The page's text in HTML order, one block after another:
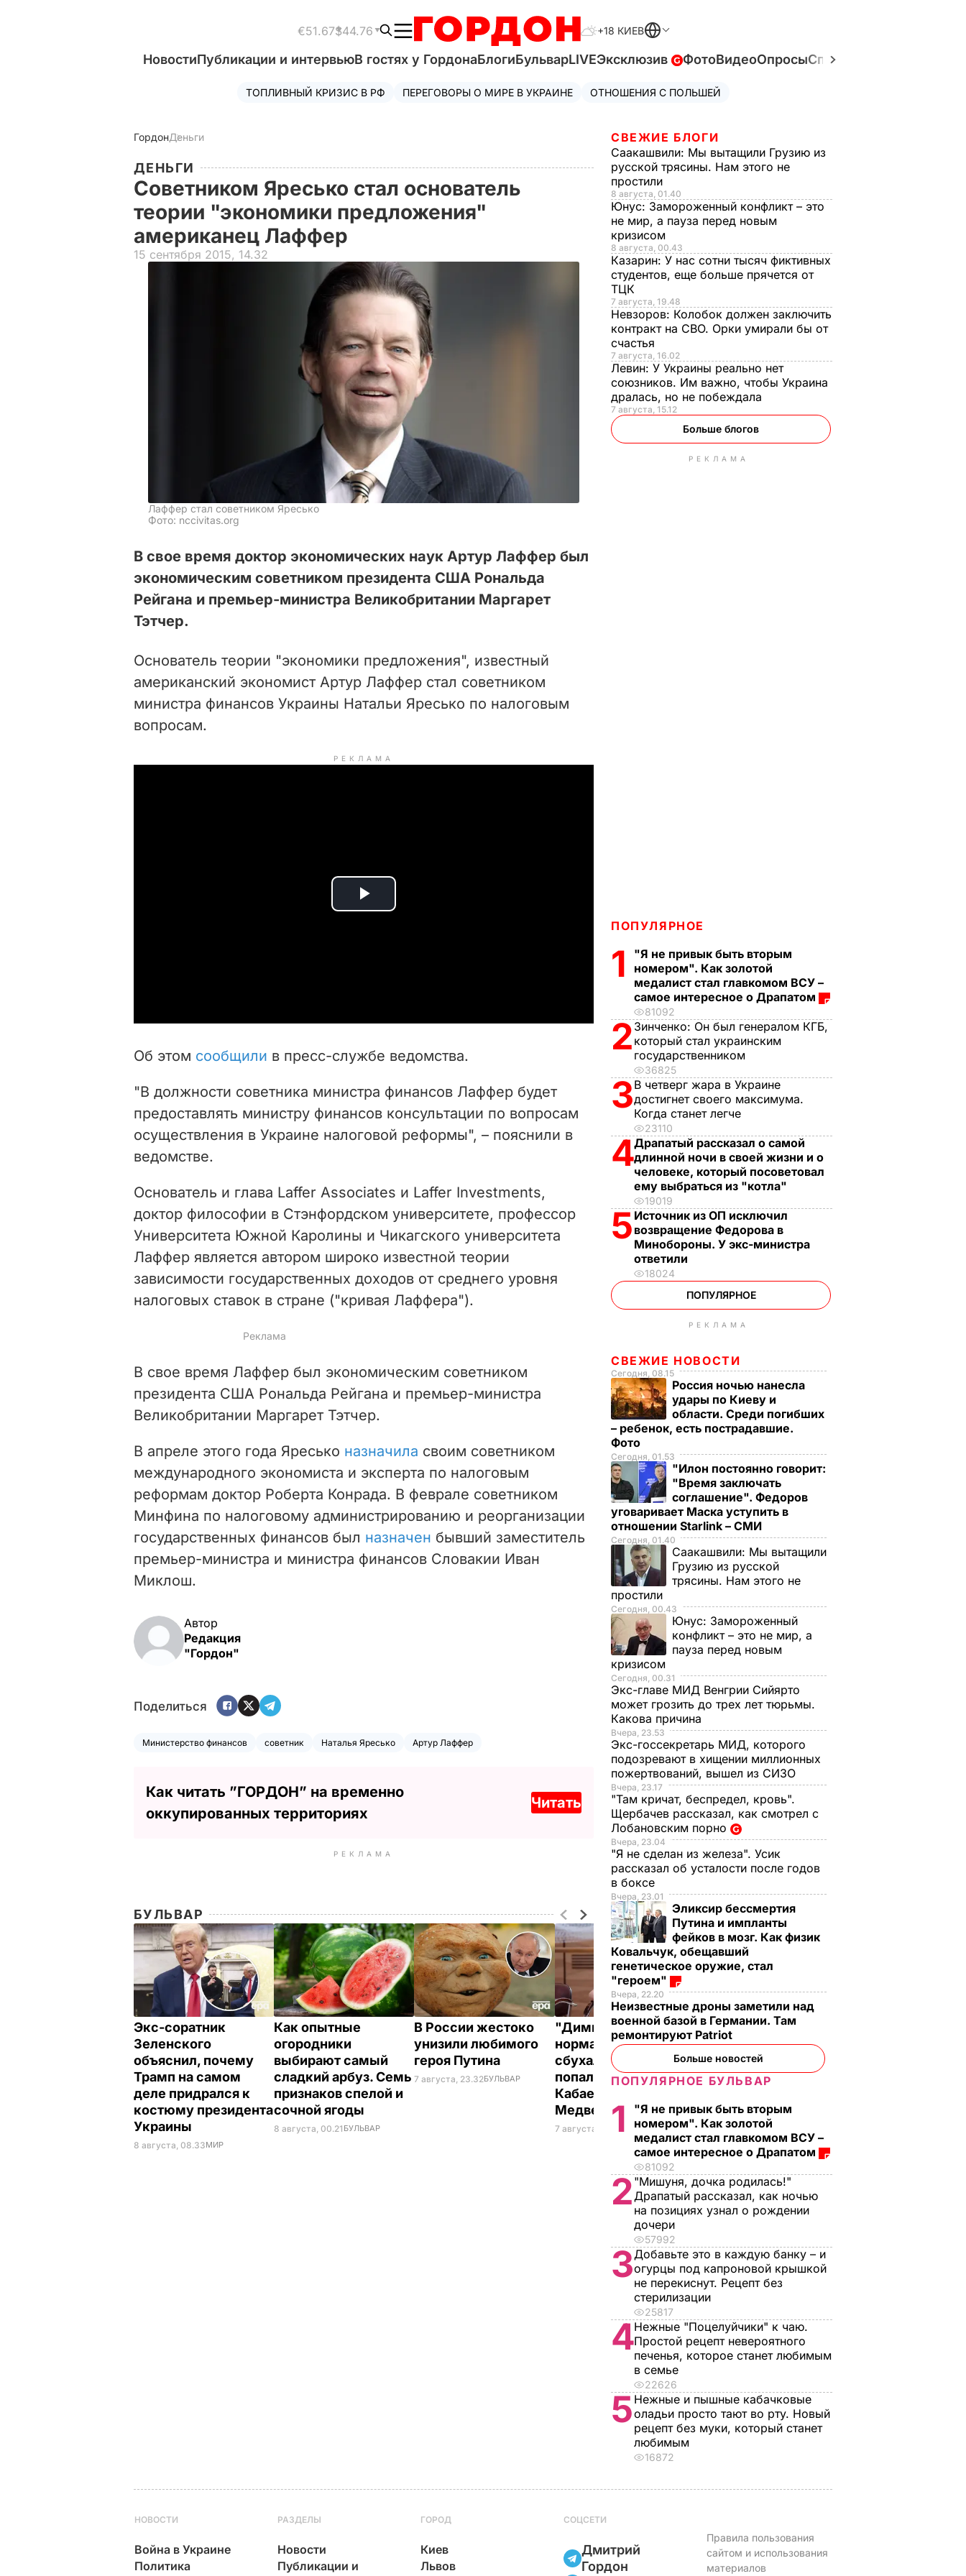
€51.67$44.76 +18 КИЕВ
НовостиПубликации и интервьюВ гостях у ГордонаБлогиБульварLIVEЭксклюзив ФотоВидеоОпросыСпецпроекты
ТОПЛИВНЫЙ КРИЗИС В РФ ПЕРЕГОВОРЫ О МИРЕ В УКРАИНЕ ОТНОШЕНИЯ С ПОЛЬШЕЙ
ГордонДеньги
ДЕНЬГИ
Советником Яресько стал основатель
теории "экономики предложения"
американец Лаффер
15 сентября 2015, 14.32
Лаффер стал советником Яресько
Фото: nccivitas.org
В свое время доктор экономических наук Артур Лаффер был
экономическим советником президента США Рональда
Рейгана и премьер-министра Великобритании Маргарет
Тэтчер.
Основатель теории "экономики предложения", известный
американский экономист Артур Лаффер стал советником
министра финансов Украины Натальи Яресько по налоговым
вопросам.
РЕКЛАМА
P
d
e
Об этом сообщили в пресс-службе ведомства.
"В должности советника министра финансов Лаффер будет
предоставлять министру финансов консультации по вопросам
осуществления в Украине налоговой реформы", – пояснили в
ведомстве.
Основатель и глава Laffer Associates и Laffer Investments,
доктор философии в Стэнфордском университете, профессор
Университета Южной Каролины и Чикагского университета
Лаффер является автором широко известной теории
зависимости государственных доходов от среднего уровня
налоговых ставок в стране ("кривая Лаффера").
В свое время Лаффер был экономическим советником
президента США Рональда Рейгана и премьер-министра
Великобритании Маргарет Тэтчер.
В апреле этого года Яресько назначила своим советником
международного экономиста и эксперта по налоговым
реформам доктор Роберта Конрада. В феврале советником
Минфина по налоговому администрированию и реорганизации
государственных финансов был назначен бывший заместитель
премьер-министра и министра финансов Словакии Иван
Миклош.
Автор
Редакция
"Гордон"
Поделиться
Министерство финансов советник Наталья Яресько Артур Лаффер
Как читать ”ГОРДОН” на временно
оккупированных территориях
Читать
РЕКЛАМА
БУЛЬВАР
Экс-соратник
Зеленского
объяснил, почему
Трамп на самом
деле придрался к
костюму президента
Украины
8 августа, 08.33МИР
Как опытные
огородники
выбирают самый
сладкий арбуз. Семь
признаков спелой и
сочной ягоды
8 августа, 00.21 БУЛЬВАР
В России жестоко
унизили любимого
героя Путина
7 августа, 23.32БУЛЬВАР
"Димка был вроде
нормальный, пока не
сбухался". В сеть
попали снимки
Кабаевой с
Медведевым
7 августа, 20.39 БУЛЬВАР
Гости думают, что
это закуска из
ресторана. Как
приготовить нежные
рулетики без
лишнего жира
7 августа, 20.17БУЛЬВАР
СВЕЖИЕ БЛОГИ
Саакашвили: Мы вытащили Грузию из
русской трясины. Нам этого не
простили
8 августа, 01.40
Юнус: Замороженный конфликт – это
не мир, а пауза перед новым
кризисом
8 августа, 00.43
Казарин: У нас сотни тысяч фиктивных
студентов, еще больше прячется от
ТЦК
7 августа, 19.48
Невзоров: Колобок должен заключить
контракт на СВО. Орки умирали бы от
счастья
7 августа, 16.02
Левин: У Украины реально нет
союзников. Им важно, чтобы Украина
дралась, но не побеждала
7 августа, 15.12
Больше блогов
РЕКЛАМА
ПОПУЛЯРНОЕ
1
"Я не привык быть вторым
номером". Как золотой
медалист стал главкомом ВСУ –
самое интересное о Драпатом
81092
2 Зинченко: Он был генералом КГБ,
который стал украинским
государственником
36825
3В четверг жара в Украине
достигнет своего максимума.
Когда станет легче
23110
4Драпатый рассказал о самой
длинной ночи в своей жизни и о
человеке, который посоветовал
ему выбраться из "котла"
19019
5 Источник из ОП исключил
возвращение Федорова в
Минобороны. У экс-министра
ответили
18024
ПОПУЛЯРНОЕ
РЕКЛАМА
СВЕЖИЕ НОВОСТИ
Сегодня, 08.15
Россия ночью нанесла
удары по Киеву и
области. Среди погибших
– ребенок, есть пострадавшие.
Фото
Сегодня, 01.53
"Илон постоянно говорит:
"Время заключать
соглашение". Федоров
уговаривает Маска уступить в
отношении Starlink – СМИ
Сегодня, 01.40
Саакашвили: Мы вытащили
Грузию из русской
трясины. Нам этого не
простили
Сегодня, 00.43
Юнус: Замороженный
конфликт – это не мир, а
пауза перед новым
кризисом
Сегодня, 00.31
Экс-главе МИД Венгрии Сийярто
может грозить до трех лет тюрьмы.
Какова причина
Вчера, 23.53
Экс-госсекретарь МИД, которого
подозревают в хищении миллионных
пожертвований, вышел из СИЗО
Вчера, 23.17
"Там кричат, беспредел, кровь".
Щербачев рассказал, как смотрел с
Лобановским порно
Вчера, 23.04
"Я не сделан из железа". Усик
рассказал об усталости после годов
в боксе
Вчера, 23.01
Эликсир бессмертия
Путина и импланты
фейков в мозг. Как физик
Ковальчук, обещавший
генетическое оружие, стал
"героем"
Вчера, 22.20
Неизвестные дроны заметили над
военной базой в Германии. Там
ремонтируют Patriot
Больше новостей
ПОПУЛЯРНОЕ БУЛЬВАР
1
"Я не привык быть вторым
номером". Как золотой
медалист стал главкомом ВСУ –
самое интересное о Драпатом
81092
2 "Мишуня, дочка родилась!"
Драпатый рассказал, как ночью
на позициях узнал о рождении
дочери
57992
3Добавьте это в каждую банку – и
огурцы под капроновой крышкой
не перекиснут. Рецепт без
стерилизации
25817
4Нежные "Поцелуйчики" к чаю.
Простой рецепт невероятного
печенья, которое станет любимым
в семье
22626
5 Нежные и пышные кабачковые
оладьи просто тают во рту. Новый
рецепт без муки, который станет
любимым
16872
НОВОСТИ
Война в Украине
Политика
РАЗДЕЛЫ
Новости
Публикации и
ГОРОД
Киев
Львов
СОЦСЕТИ
Дмитрий
Гордон
Правила пользования
сайтом и использования
материалов